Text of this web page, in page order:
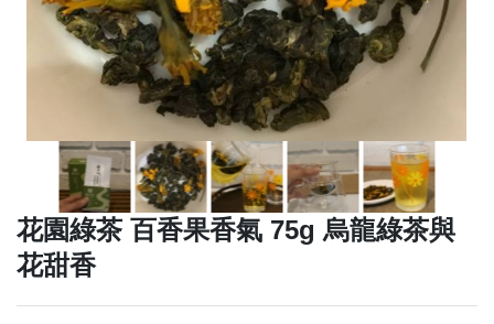
花園綠茶 百香果香氣 75g 烏龍綠茶與
花甜香